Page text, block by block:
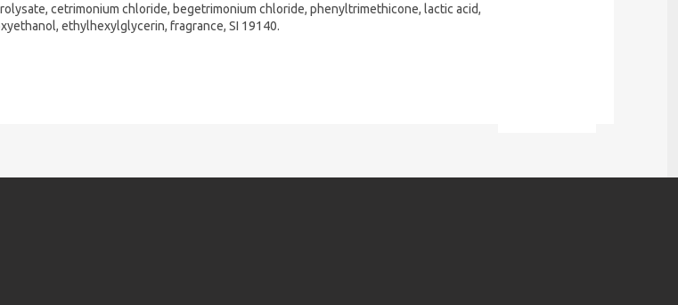
cetrimonium chloride, begetrimonium chloride, phenyltrimethicone, lactic acid,
ethylhexylglycerin, fragrance, SI 19140.